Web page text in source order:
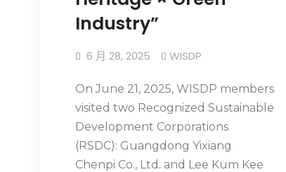
Industry”
6 月 28, 2025 WISDP
On June 21, 2025, WISDP members
visited two Recognized Sustainable
Development Corporations
(RSDC): Guangdong Yixiang
Chenpi Co., Ltd. and Lee Kum Kee